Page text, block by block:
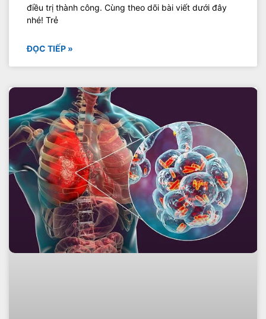
điều trị thành công. Cùng theo dõi bài viết dưới đây
nhé! Trẻ
ĐỌC TIẾP »